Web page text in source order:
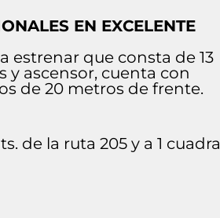
EN EXCELENTE
estrenar que consta de 13
y ascensor, cuenta con
de 20 metros de frente.
de la ruta 205 y a 1 cuadra